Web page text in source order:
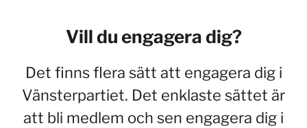
Vill du engagera dig?
Det finns flera sätt att engagera dig i
Vänsterpartiet. Det enklaste sättet är
att bli medlem och sen engagera dig i